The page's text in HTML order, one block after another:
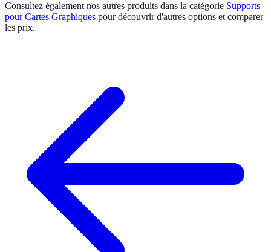
Consultez également nos autres produits dans la catégorie Supports
pour Cartes Graphiques pour découvrir d'autres options et comparer
les prix.